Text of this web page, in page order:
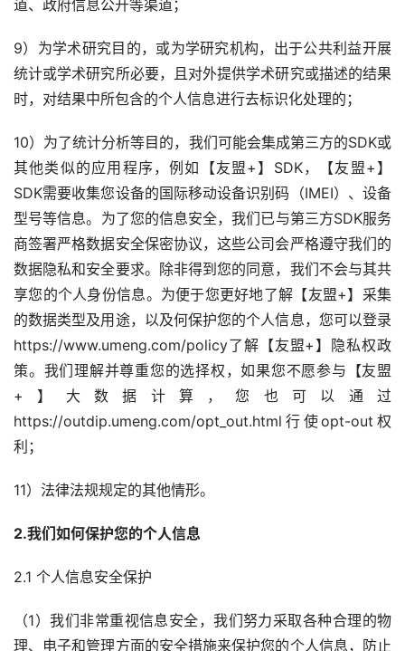
道、政府信息公开等渠道；
9）为学术研究目的，或为学研究机构，出于公共利益开展
统计或学术研究所必要，且对外提供学术研究或描述的结果
时，对结果中所包含的个人信息进行去标识化处理的；
10）为了统计分析等目的，我们可能会集成第三方的SDK或
其他类似的应用程序，例如【友盟+】SDK，【友盟+】
SDK需要收集您设备的国际移动设备识别码（IMEI）、设备
型号等信息。为了您的信息安全，我们已与第三方SDK服务
商签署严格数据安全保密协议，这些公司会严格遵守我们的
数据隐私和安全要求。除非得到您的同意，我们不会与其共
享您的个人身份信息。为便于您更好地了解【友盟+】采集
的数据类型及用途，以及何保护您的个人信息，您可以登录
https://www.umeng.com/policy了解【友盟+】隐私权政
策。我们理解并尊重您的选择权，如果您不愿参与【友盟
+】大数据计算，您也可以通过
https://outdip.umeng.com/opt_out.html行使opt-out权
利；
11）法律法规规定的其他情形。
2.我们如何保护您的个人信息
2.1 个人信息安全保护
（1）我们非常重视信息安全，我们努力采取各种合理的物
理、电子和管理方面的安全措施来保护您的个人信息，防止